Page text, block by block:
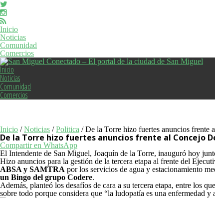
Inicio
Noticias
Comunidad
Comercios
Inicio
Noticias
Comunidad
Comercios
Inicio /Noticias /Politica /De la Torre hizo fuertes anuncios frente
De la Torre hizo fuertes anuncios frente al Concejo
Compartir en WhatsApp
El Intendente de San Miguel, Joaquín de la Torre, inauguró hoy
Hizo anuncios para la gestión de la tercera etapa al frente del
ABSA y SAMTRA por los servicios de agua y estacionamiento
un Bingo del grupo Codere.
Además, planteó los desafíos de cara a su tercera etapa, entre los
sobre todo porque considera que “la ludopatía es una enfermedad